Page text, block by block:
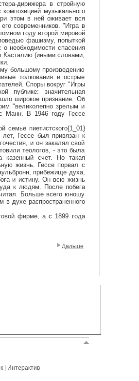
дирижера в стройную
музыкального
этом в ней оживает вся
современников. "Игра в
году второй мировой
фашизму, попыткой
необходимости спасения
Касталию (иными словами,
большому произведению
толкования и острые
Споры вокруг "Игры
публике: значительная
широкое признание. Об
"великолепно зрелым и
Манн. В 1946 году Гессе
пиетистского{1_01}
Гессе был привязан к
и он закалял свой
теологов, - это была
казенный счет. Но такая
жизнь. Гессе порвал с
прибежище духа,
и истину. Он всю жизнь
к людям. После побега
Больше всего юношу
духе распространенного
фирме, а с 1899 года
Дальше
Интерактив